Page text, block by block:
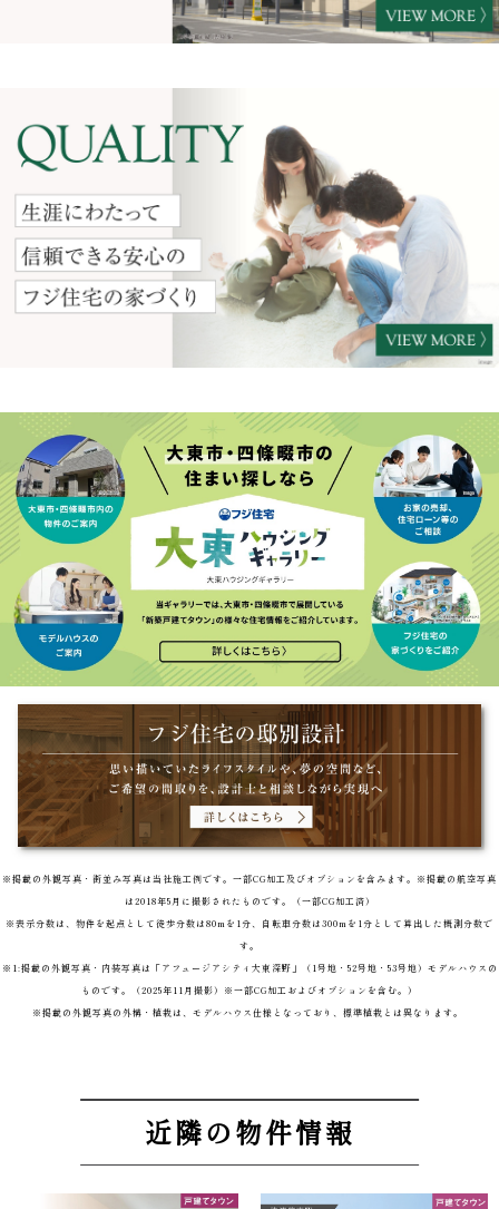
※掲載の外観写真・街並み写真は当社施工例です。一部CG加工及びオプションを含みます。※掲載の航空写真
は2018年5月に撮影されたものです。（一部CG加工済）
※表示分数は、物件を起点として徒歩分数は80mを1分、自転車分数は300mを1分として算出した概測分数で
す。
※1:掲載の外観写真・内装写真は「アフュージアシティ大東深野」（1号地・52号地・53号地）モデルハウスの
ものです。（2025年11月撮影）※一部CG加工およびオプションを含む。）
※掲載の外観写真の外構・植栽は、モデルハウス仕様となっており、標準植栽とは異なります。
近隣の物件情報